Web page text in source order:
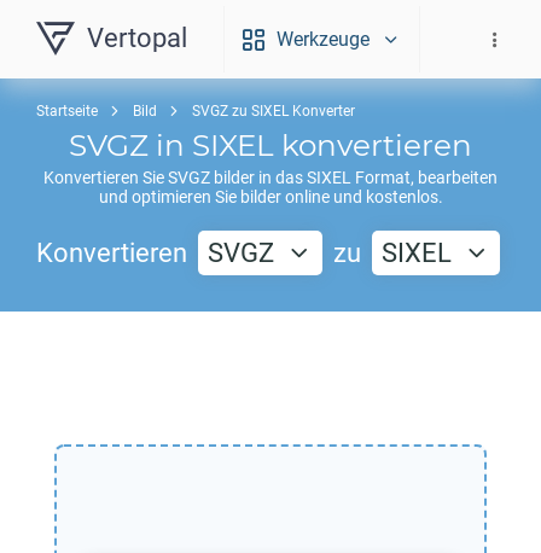
Vertopal Werkzeuge
Startseite Bild SVGZ zu SIXEL Konverter
SVGZ in SIXEL konvertieren
Konvertieren SieSVGZ bilder in dasSIXEL Format, bearbeiten
und optimieren Sie bilder online und kostenlos.
Konvertieren SVGZ zu SIXEL